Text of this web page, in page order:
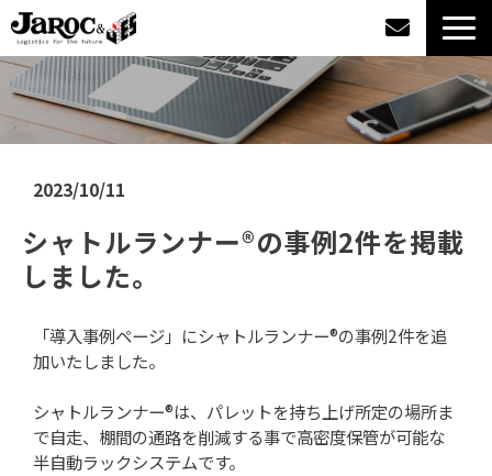
製品情報
導入事例
カタログダウンロード
ジャロックコラム
採用情報
オンラインショップ
2023/10/11
シャトルランナー®の事例2件を掲載
しました。
「導入事例ページ」にシャトルランナー®の事例2件を追
加いたしました。
シャトルランナー®は、パレットを持ち上げ所定の場所ま
で自走、棚間の通路を削減する事で高密度保管が可能な
半自動ラックシステムです。